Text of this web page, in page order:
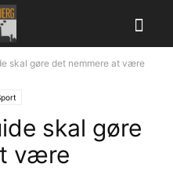
skal gøre det nemmere at være
skal gøre
være